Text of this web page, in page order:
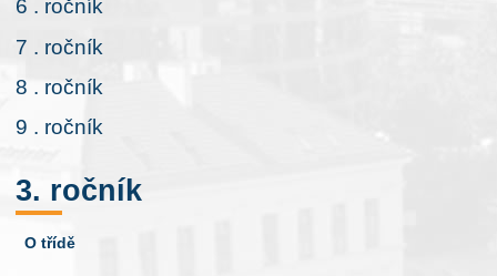
6 . ročník
7 . ročník
8 . ročník
9 . ročník
3. ročník
O třídě